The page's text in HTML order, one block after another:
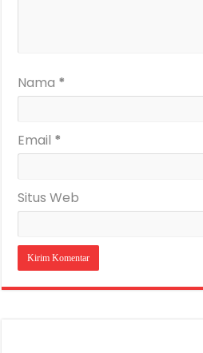
Nama *
Email *
Situs Web